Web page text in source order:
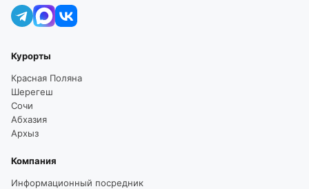
Курорты
Красная Поляна
Шерегеш
Сочи
Абхазия
Архыз
Компания
Информационный посредник